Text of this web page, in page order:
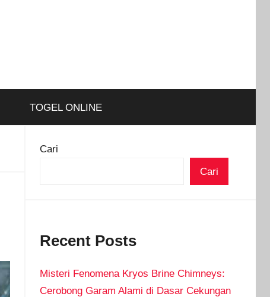
TOGEL ONLINE
Cari
Cari
Recent Posts
Misteri Fenomena Kryos Brine Chimneys:
Cerobong Garam Alami di Dasar Cekungan